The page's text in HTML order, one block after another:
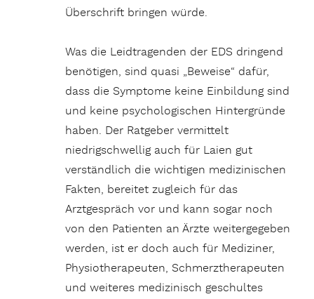
Überschrift bringen würde.
Was die Leidtragenden der EDS dringend
benötigen, sind quasi „Beweise“ dafür,
dass die Symptome keine Einbildung sind
und keine psychologischen Hintergründe
haben. Der Ratgeber vermittelt
niedrigschwellig auch für Laien gut
verständlich die wichtigen medizinischen
Fakten, bereitet zugleich für das
Arztgespräch vor und kann sogar noch
von den Patienten an Ärzte weitergegeben
werden, ist er doch auch für Mediziner,
Physiotherapeuten, Schmerztherapeuten
und weiteres medizinisch geschultes